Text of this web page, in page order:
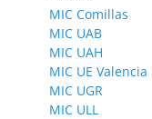
MIC Comillas
MIC UAB
MIC UAH
MIC UE Valencia
MIC UGR
MIC ULL